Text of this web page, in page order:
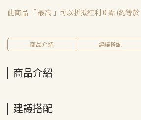
此商品 「 最高 」可以折抵紅利 0 點 (約等於
商品介紹 建議搭配
商品介紹
建議搭配